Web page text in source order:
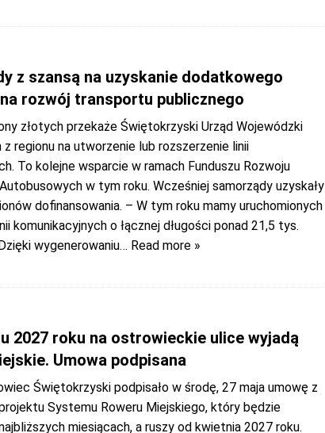
z szansą na uzyskanie dodatkowego
rozwój transportu publicznego
złotych przekaże Świętokrzyski Urząd Wojewódzki
z regionu na utworzenie lub rozszerzenie linii
To kolejne wsparcie w ramach Funduszu Rozwoju
w tym roku. Wcześniej samorządy uzyskały
dofinansowania. – W tym roku mamy uruchomionych
komunikacyjnych o łącznej długości ponad 21,5 tys.
wygenerowaniu… Read more »
2027 roku na ostrowieckie ulice wyjadą
Umowa podpisana
Świętokrzyski podpisało w środę, 27 maja umowę z
Systemu Roweru Miejskiego, który będzie
miesiącach, a ruszy od kwietnia 2027 roku.